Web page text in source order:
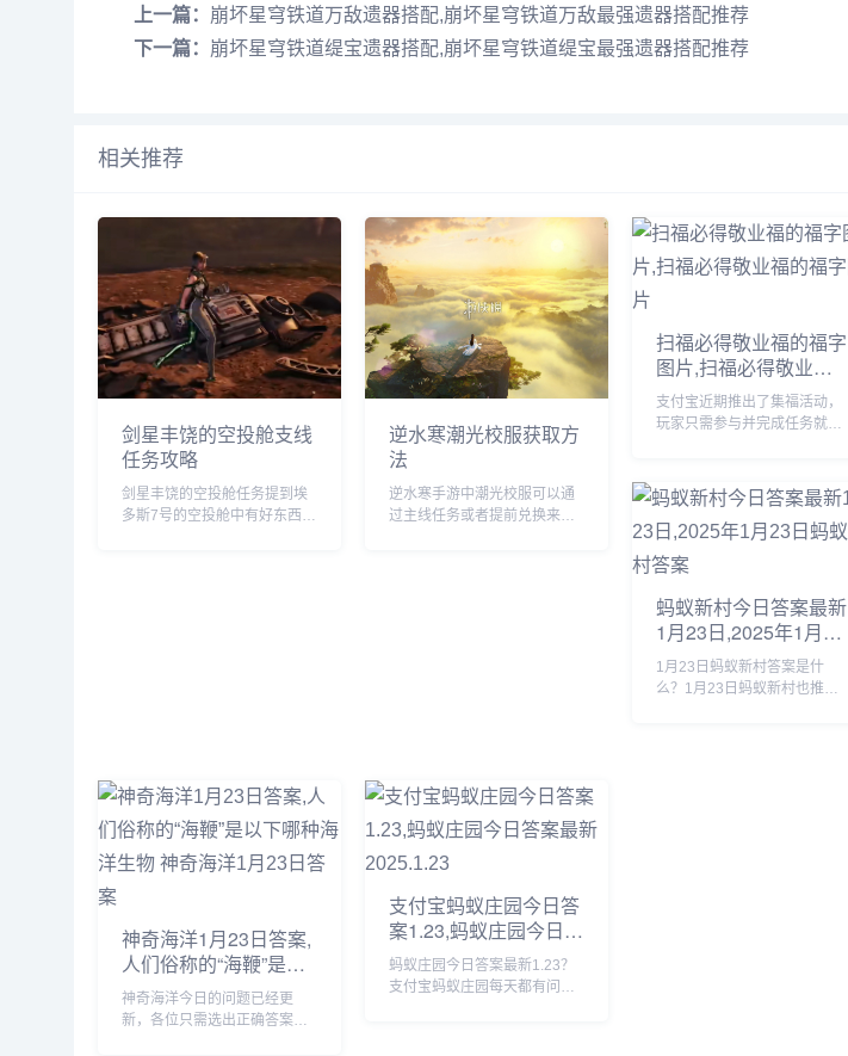
上一篇： 崩坏星穹铁道万敌遗器搭配,崩坏星穹铁道万敌最强遗器搭配推荐
下一篇： 崩坏星穹铁道缇宝遗器搭配,崩坏星穹铁道缇宝最强遗器搭配推荐
相关推荐
剑星丰饶的空投舱支线
任务攻略
剑星丰饶的空投舱任务提到埃
多斯7号的空投舱中有好东西，
逆水寒潮光校服获取方
法
逆水寒手游中潮光校服可以通
过主线任务或者提前兑换来进
扫福必得敬业福的福字
图片,扫福必得敬业福
的福字图片
支付宝近期推出了集福活动，
玩家只需参与并完成任务就能
业福，下面小编将为大家详细
介绍一下，感兴趣的可以接着
往下看。...
蚂蚁新村今日答案最新
1月23日,2025年1月23
日蚂蚁新村答案
1月23日蚂蚁新村答案是什
么？1月23日蚂蚁新村也推出
神奇海洋1月23日答案,
人们俗称的“海鞭”是以
下哪种海洋生物 神奇
海洋1月23日答案
神奇海洋今日的问题已经更
新，各位只需选出正确答案就
支付宝蚂蚁庄园今日答
案1.23,蚂蚁庄园今日答
案最新2025.1.23
蚂蚁庄园今日答案最新1.23？
支付宝蚂蚁庄园每天都有问答